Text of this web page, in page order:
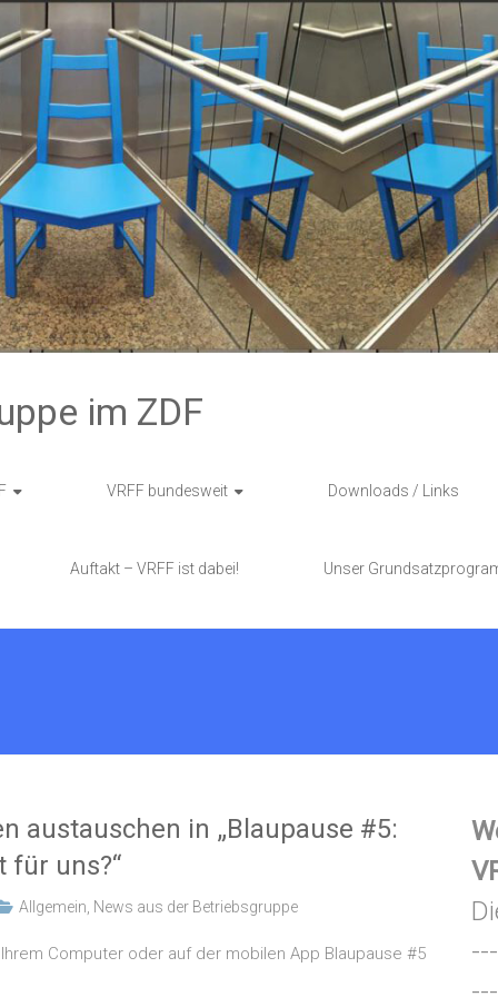
im ZDF
VRFF bundesweit Downloads / Links
Auftakt – VRFF ist dabei! Unser
austauschen in „Blaupause #5:
für uns?“
Allgemein News aus der Betriebsgruppe
Computer oder auf der mobilen App Blaupause #5